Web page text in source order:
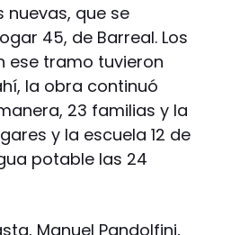
que se
45, de Barreal. Los
ese tramo tuvieron
la obra continuó
23 familias y la
y la escuela 12 de
potable las 24
Manuel Pandolfini,